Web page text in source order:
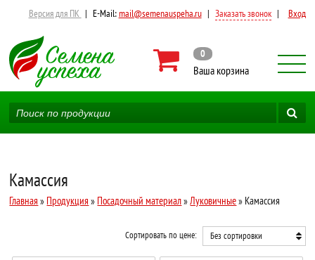
Версия для ПК | E-Mail:mail@semenauspeha.ru | Заказать звонок | Вход
0
Ваша корзина
Камассия
Главная » Продукция » Посадочный материал» Луковичные» Камассия
Сортировать по цене: Без сортировки